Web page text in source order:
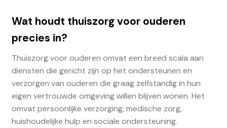
Wat houdt thuiszorg voor ouderen
precies in?
Thuiszorg voor ouderen omvat een breed scala aan
diensten die gericht zijn op het ondersteunen en
verzorgen van ouderen die graag zelfstandig in hun
eigen vertrouwde omgeving willen blijven wonen. Het
omvat persoonlijke verzorging, medische zorg,
huishoudelijke hulp en sociale ondersteuning.